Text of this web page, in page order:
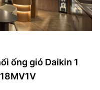
ống gió Daikin 1